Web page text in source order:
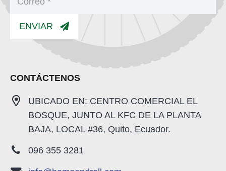
ENVIAR
CONTÁCTENOS
UBICADO EN: CENTRO COMERCIAL EL
BOSQUE, JUNTO AL KFC DE LA PLANTA
BAJA, LOCAL #36, Quito, Ecuador.
096 355 3281